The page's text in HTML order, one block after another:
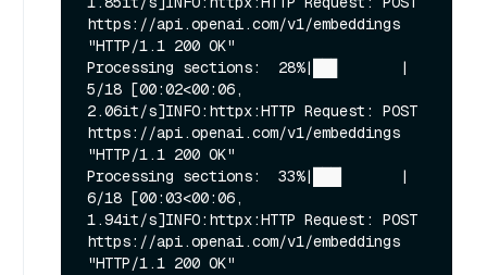
https://api.openai.com/v1/embeddings
"HTTP/1.1 200 OK"
Processing sections:  28%|██▊       |
5/18 [00:02<00:06,
2.06it/s]INFO:httpx:HTTP Request: POST
https://api.openai.com/v1/embeddings
"HTTP/1.1 200 OK"
Processing sections:  33%|███▎      |
6/18 [00:03<00:06,
1.94it/s]INFO:httpx:HTTP Request: POST
https://api.openai.com/v1/embeddings
"HTTP/1.1 200 OK"